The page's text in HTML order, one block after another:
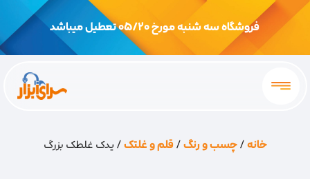
فروشگاه سه شنبه مورخ 05/20 تعطیل میباشد
خانه/چسب و رنگ/قلم و غلتک/ یدک غلطک بزرگ